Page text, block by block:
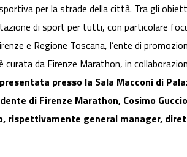
per la strade della città. Tra gli
di sport per tutti, con particolare
e Regione Toscana, l’ente di
curata da Firenze Marathon, in
presso la Sala Macconi di
di Firenze Marathon, Cosimo
rispettivamente general manager,